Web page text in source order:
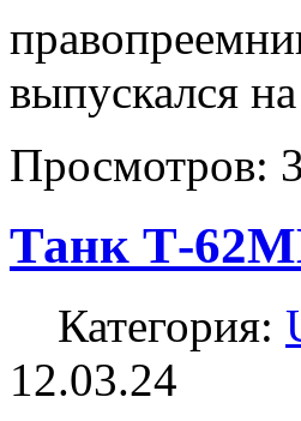
выпускался
Просмотров:
Танк Т-
Категория:
12.03.24